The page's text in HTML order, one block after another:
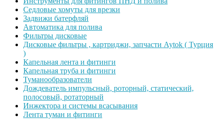
Седловые хомуты для врезки
Задвижи батерфляй
Автоматика для полива
Фильтры дисковые
Дисковые фильтры , картриджи, запчасти Aytok ( Турция
)
Капельная лента и фитинги
Капельная труба и фитинги
Туманообразователи
Дождеватель импульсный, роторный, статический,
полосовый, ротаторный
Инжектора и системы всасывания
Лента туман и фитинги